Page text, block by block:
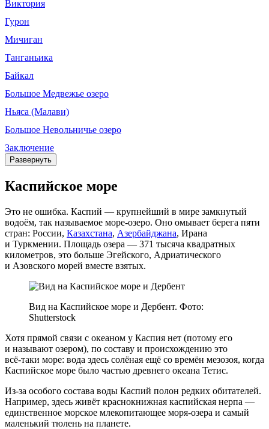
Виктория
Гурон
Мичиган
Танганьика
Байкал
Большое Медвежье озеро
Ньяса (Малави)
Большое Невольничье озеро
Заключение
Развернуть
Каспийское море
Это не ошибка. Каспий — крупнейший в мире замкнутый
водоём, так называемое море‑озеро. Оно омывает берега пяти
стран: России, Казахстана, Азербайджана, Ирана
и Туркмении. Площадь озера — 371 тысяча квадратных
километров, это больше Эгейского, Адриатического
и Азовского морей вместе взятых.
Вид на Каспийское море и Дербент. Фото:
Shutterstock
Хотя прямой связи с океаном у Каспия нет (потому его
и называют озером), по составу и происхождению это
всё‑таки море: вода здесь солёная ещё со времён мезозоя, когда
Каспийское море было частью древнего океана Тетис.
Из‑за особого состава воды Каспий полон редких обитателей.
Например, здесь живёт краснокнижная каспийская нерпа —
единственное морское млекопитающее моря‑озера и самый
маленький тюлень на планете.